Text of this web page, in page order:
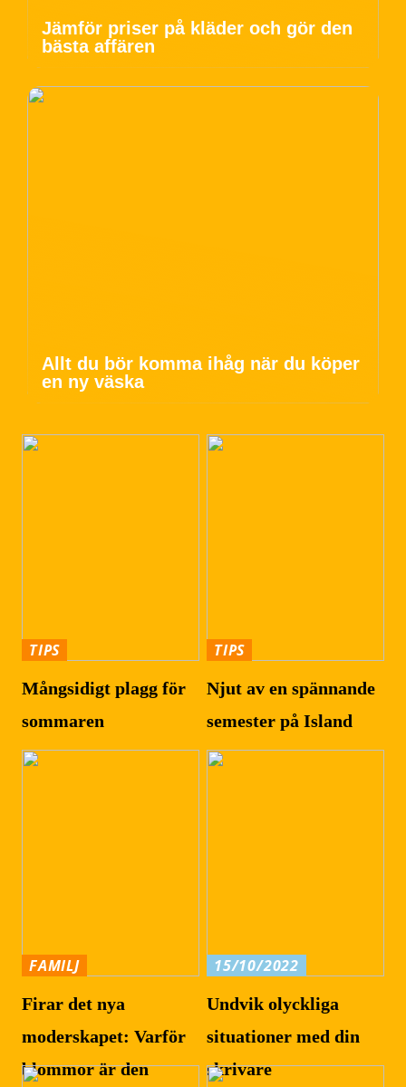
Jämför priser på kläder och gör den
bästa affären
Allt du bör komma ihåg när du köper
en ny väska
TIPS
Mångsidigt plagg för
sommaren
TIPS
Njut av en spännande
semester på Island
FAMILJ
Firar det nya
moderskapet: Varför
blommor är den
15/10/2022
Undvik olyckliga
situationer med din
skrivare